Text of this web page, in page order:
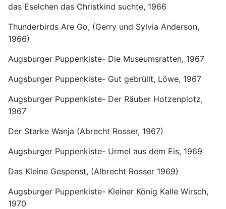
das Eselchen das Christkind suchte, 1966
Thunderbirds Are Go, (Gerry und Sylvia Anderson,
1966)
Augsburger Puppenkiste- Die Museumsratten, 1967
Augsburger Puppenkiste- Gut gebrüllt, Löwe, 1967
Augsburger Puppenkiste- Der Räuber Hotzenplotz,
1967
Der Starke Wanja (Abrecht Rosser, 1967)
Augsburger Puppenkiste- Urmel aus dem Eis, 1969
Das Kleine Gespenst, (Albrecht Rosser 1969)
Augsburger Puppenkiste- Kleiner König Kalle Wirsch,
1970